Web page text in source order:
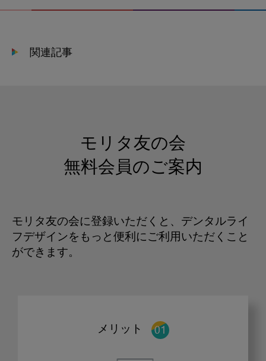
関連記事
モリタ友の会
無料会員のご案内
モリタ友の会に登録いただくと、デンタルライ
フデザインをもっと便利にご利用いただくこと
ができます。
メリット